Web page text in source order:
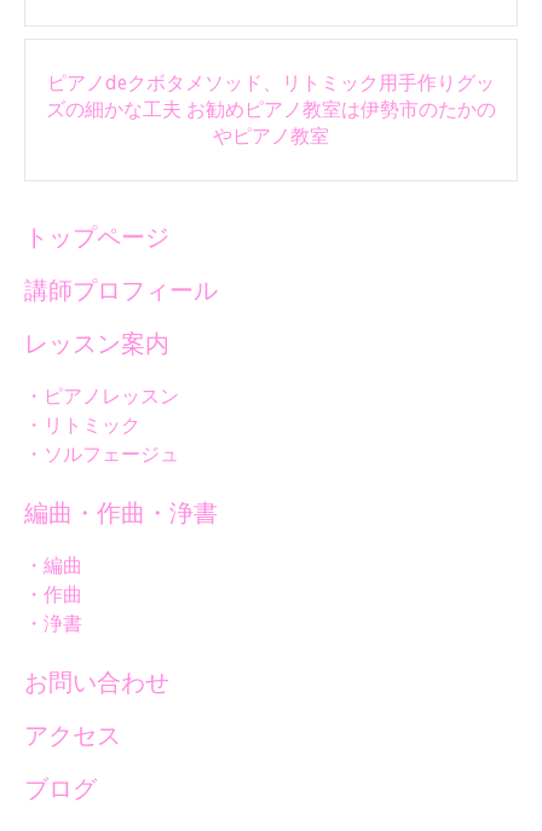
ピアノdeクボタメソッド、リトミック用手作りグッ
ズの細かな工夫 お勧めピアノ教室は伊勢市のたかの
やピアノ教室
トップページ
講師プロフィール
レッスン案内
・ピアノレッスン
・リトミック
・ソルフェージュ
編曲・作曲・浄書
・編曲
・作曲
・浄書
お問い合わせ
アクセス
ブログ